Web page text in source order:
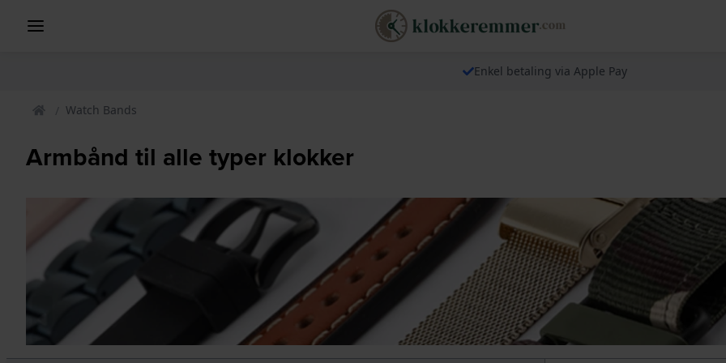
Enkel betaling via Apple Pay
Watch Bands
Armbånd til alle typer klokker